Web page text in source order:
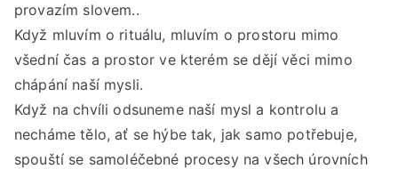
provazím slovem..
Když mluvím o rituálu, mluvím o prostoru mimo
všední čas a prostor ve kterém se dějí věci mimo
chápání naší mysli.
Když na chvíli odsuneme naší mysl a kontrolu a
necháme tělo, ať se hýbe tak, jak samo potřebuje,
spouští se samoléčebné procesy na všech úrovních